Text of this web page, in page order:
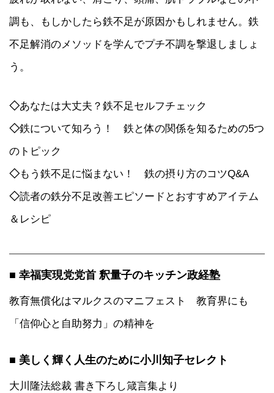
調も、もしかしたら鉄不足が原因かもしれません。鉄
不足解消のメソッドを学んでプチ不調を撃退しましょ
う。
◇あなたは大丈夫？鉄不足セルフチェック
◇鉄について知ろう！ 鉄と体の関係を知るための5つ
のトピック
◇もう鉄不足に悩まない！ 鉄の摂り方のコツQ&A
◇読者の鉄分不足改善エピソードとおすすめアイテム
＆レシピ
■ 幸福実現党党首 釈量子のキッチン政経塾
教育無償化はマルクスのマニフェスト 教育界にも
「信仰心と自助努力」の精神を
■ 美しく輝く人生のために小川知子セレクト
大川隆法総裁 書き下ろし箴言集より